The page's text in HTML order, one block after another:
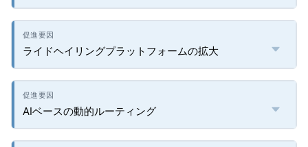
ライドヘイリングプラットフォームの拡大
AIベースの動的ルーティング